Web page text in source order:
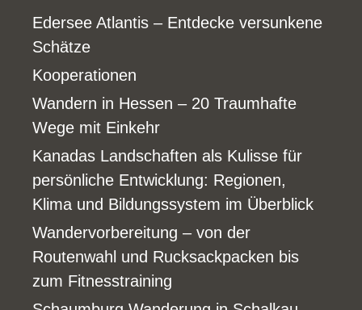
Edersee Atlantis – Entdecke versunkene
Schätze
Kooperationen
Wandern in Hessen – 20 Traumhafte
Wege mit Einkehr
Kanadas Landschaften als Kulisse für
persönliche Entwicklung: Regionen,
Klima und Bildungssystem im Überblick
Wandervorbereitung – von der
Routenwahl und Rucksackpacken bis
zum Fitnesstraining